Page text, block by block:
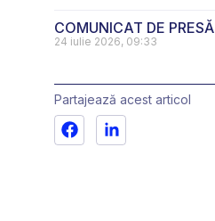
COMUNICAT DE PRESĂ
24 iulie 2026, 09:33
Partajează acest articol